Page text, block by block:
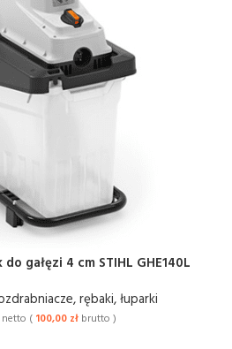
gałęzi 4 cm STIHL GHE140L
rębaki, łuparki
netto ( 100,00 zł brutto )